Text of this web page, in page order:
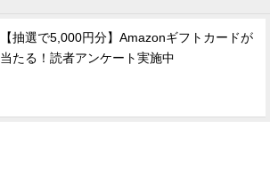
【抽選で5,000円分】Amazonギフトカードが
当たる！読者アンケート実施中